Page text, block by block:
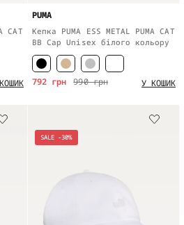
CAT
PUMA
Кепка PUMA ESS METAL PUMA CAT
BB Cap Unisex білого кольору
990 грн
792 грн У КОШИК
SALE -30%